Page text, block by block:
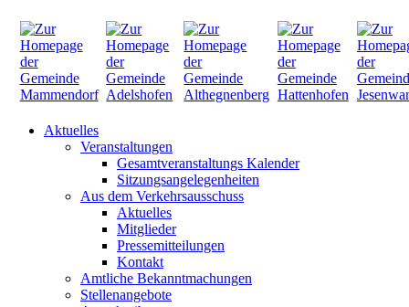
Aktuelles
Veranstaltungen
Gesamtveranstaltungs Kalender
Sitzungsangelegenheiten
Aus dem Verkehrsausschuss
Aktuelles
Mitglieder
Pressemitteilungen
Kontakt
Amtliche Bekanntmachungen
Stellenangebote